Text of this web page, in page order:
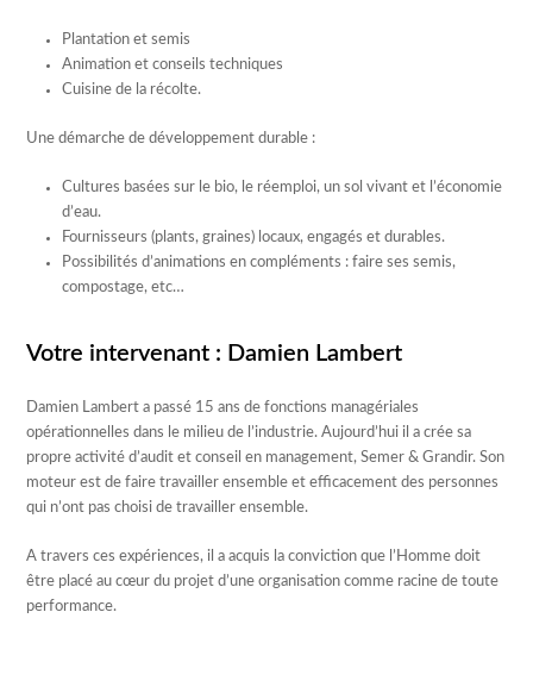
Plantation et semis
Animation et conseils techniques
Cuisine de la récolte.
Une démarche de développement durable :
Cultures basées sur le bio, le réemploi, un sol vivant et l’économie
d’eau.
Fournisseurs (plants, graines) locaux, engagés et durables.
Possibilités d’animations en compléments : faire ses semis,
compostage, etc…
Votre intervenant : Damien Lambert
Damien Lambert a passé 15 ans de fonctions managériales
opérationnelles dans le milieu de l’industrie. Aujourd’hui il a crée sa
propre activité d’audit et conseil en management, Semer & Grandir. Son
moteur est de faire travailler ensemble et efficacement des personnes
qui n’ont pas choisi de travailler ensemble.
A travers ces expériences, il a acquis la conviction que l’Homme doit
être placé au cœur du projet d’une organisation comme racine de toute
performance.